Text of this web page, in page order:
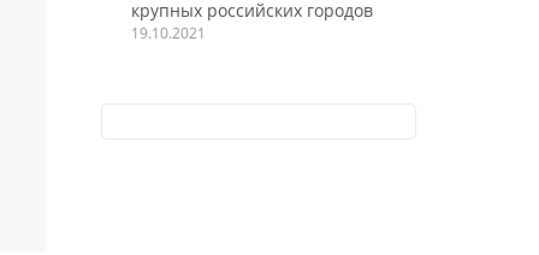
крупных российских городов
19.10.2021